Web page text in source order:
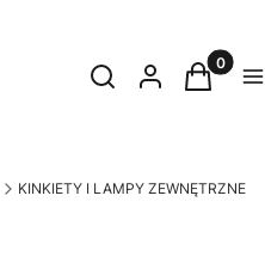
Otwórz
SzukajZaloguj sięKoszyk
KINKIETY I LAMPY ZEWNĘTRZNE